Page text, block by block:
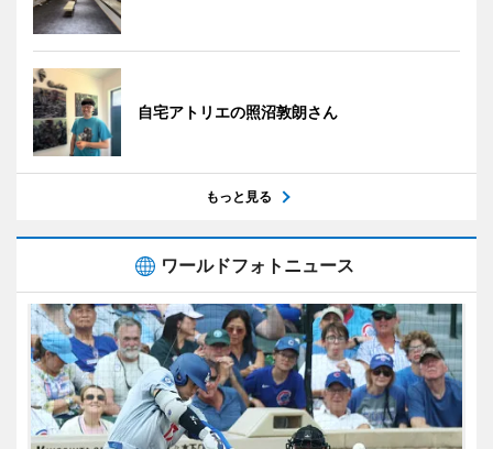
自宅アトリエの照沼敦朗さん
もっと見る
ワールドフォトニュース